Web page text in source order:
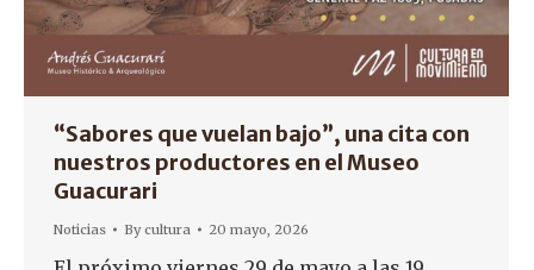
“Sabores que vuelan bajo”, una cita con
nuestros productores en el Museo
Guacurari
Noticias Bycultura 20 mayo, 2026